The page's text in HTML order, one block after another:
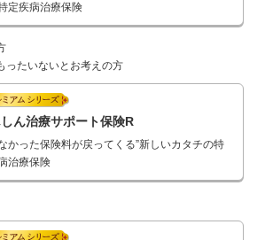
定疾病治療保険
ったいないとお考えの方
ん治療サポート保険R
かった保険料が戻ってくる”新しいカタチの特
治療保険